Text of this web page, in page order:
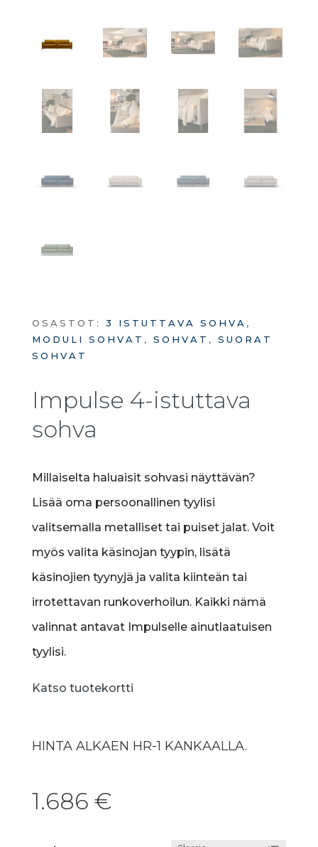
OSASTOT: 3 ISTUTTAVA SOHVA ,
MODULI SOHVAT , SOHVAT , SUORAT
SOHVAT
Impulse 4-istuttava
sohva
Millaiselta haluaisit sohvasi näyttävän?
Lisää oma persoonallinen tyylisi
valitsemalla metalliset tai puiset jalat. Voit
myös valita käsinojan tyypin, lisätä
käsinojien tyynyjä ja valita kiinteän tai
irrotettavan runkoverhoilun. Kaikki nämä
valinnat antavat Impulselle ainutlaatuisen
tyylisi.
Katso tuotekortti
HINTA ALKAEN HR-1 KANKAALLA.
1.686 €